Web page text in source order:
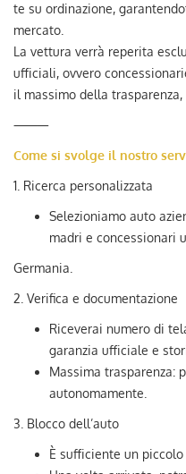
te su ordinazione,
mercato.
La vettura verrà reperita
ufficiali, ovvero
il massimo della
⸻
Come si svolge il nostro
1. Ricerca personalizzata
Selezioniamo auto
madri e concessionari
Germania.
2. Verifica e documentazione
Riceverai numero di
garanzia ufficiale e
Massima trasparenza:
autonomamente.
3. Blocco dell’auto
È sufficiente un piccolo